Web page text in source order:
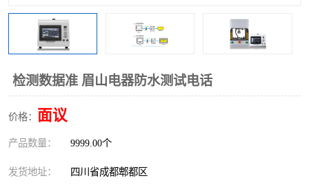
检测数据准 眉山电器防水测试电话
价格： 面议
产品数量： 9999.00个
发货地址： 四川省成都郫都区